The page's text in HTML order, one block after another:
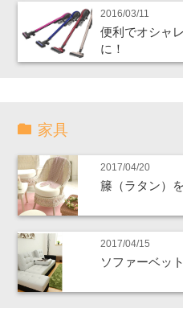
2016/03/11
便利でオシャ
に！
家具
2017/04/20
籐（ラタン）
2017/04/15
ソファーベッ